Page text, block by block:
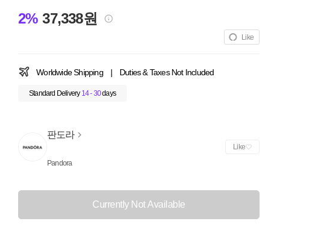
2% 37,338원
Like
Worldwide Shipping | Duties & Taxes Not Included
Standard Delivery 14 - 30days
판도라
Pandora
Like
Currently Not Available